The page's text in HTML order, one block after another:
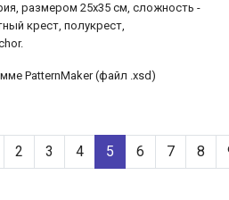
размером 25х35 см, сложность -
крест, полукрест,
PatternMaker (файл .xsd)
2 3 4 5 6 7 8